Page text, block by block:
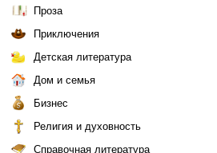
Проза
Приключения
Детская литература
Дом и семья
Бизнес
Религия и духовность
Справочная литература